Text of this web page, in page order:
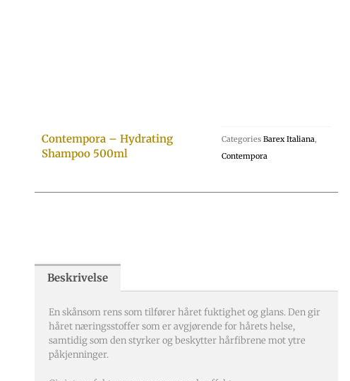
Contempora – Hydrating
Shampoo 500ml
Categories Barex Italiana,
Contempora
Beskrivelse
En skånsom rens som tilfører håret fuktighet og glans. Den gir
håret næringsstoffer som er avgjørende for hårets helse,
samtidig som den styrker og beskytter hårfibrene mot ytre
påkjenninger.